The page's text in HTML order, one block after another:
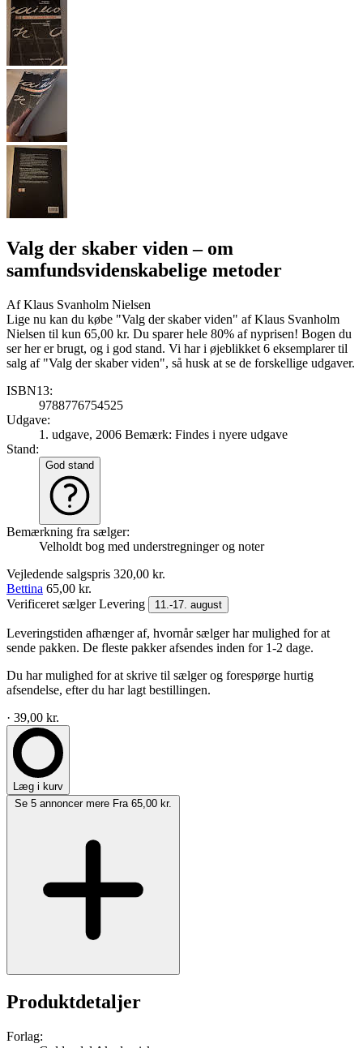
Valg der skaber viden– om
samfundsvidenskabelige metoder
AfKlaus Svanholm Nielsen
Lige nu kan du købe "Valg der skaber viden" af Klaus Svanholm
Nielsen til kun 65,00 kr. Du sparer hele 80% af nyprisen! Bogen du
ser her er brugt, og i god stand. Vi har i øjeblikket 6 eksemplarer til
salg af "Valg der skaber viden", så husk at se de forskellige udgaver.
ISBN13:
9788776754525
Udgave:
1. udgave, 2006 Bemærk: Findes i nyere udgave
Stand:
God stand
Bemærkning fra sælger:
Velholdt bog med understregninger og noter
Vejledende salgspris 320,00 kr.
Bettina 65,00 kr.
Verificeret sælgerLevering 11.-17. august
Leveringstiden afhænger af, hvornår sælger har mulighed for at
sende pakken. De fleste pakker afsendes inden for 1-2 dage.
Du har mulighed for at skrive til sælger og forespørge hurtig
afsendelse, efter du har lagt bestillingen.
· 39,00 kr.
Læg i kurv
Se 5 annoncer mere Fra 65,00 kr.
Produktdetaljer
Forlag: